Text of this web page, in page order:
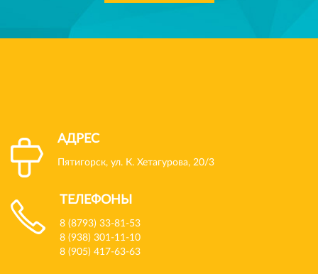
АДРЕС
Пятигорск, ул. К. Хетагурова, 20/3
ТЕЛЕФОНЫ
8 (8793) 33-81-53
8 (938) 301-11-10
8 (905) 417-63-63